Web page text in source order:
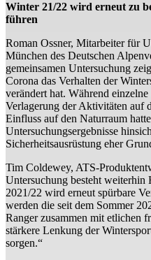
Winter 21/22 wird erneut zu
führen
Roman Ossner, Mitarbeiter für
München des Deutschen
gemeinsamen Untersuchung
Corona das Verhalten der
verändert hat. Während
Verlagerung der Aktivitäten auf
Einfluss auf den Naturraum
Untersuchungsergebnisse
Sicherheitsausrüstung eher
Tim Coldewey, ATS-
Untersuchung besteht weiterhin
2021/22 wird erneut spürbare
werden die seit dem Sommer
Ranger zusammen mit etlichen
stärkere Lenkung der
sorgen.“